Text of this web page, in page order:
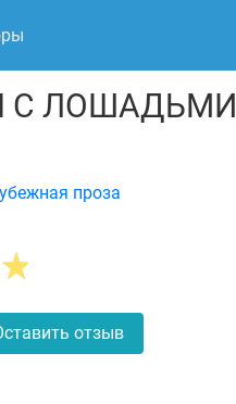
С ЛОШАДЬМИ
проза
отзыв